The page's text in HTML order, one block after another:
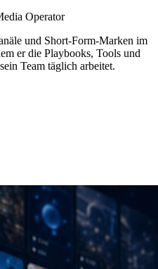
Operator
und Short-Form-Marken im
er die Playbooks, Tools und
Team täglich arbeitet.